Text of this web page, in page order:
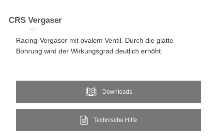
CRS Vergaser​​
Racing-Vergaser mit ovalem Ventil. Durch die glatte
Bohrung wird der Wirkungsgrad deutlich erhöht.​​
Downloads
Technische Hilfe